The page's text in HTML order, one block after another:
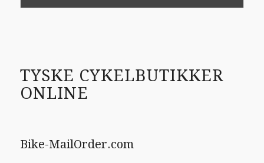
TYSKE CYKELBUTIKKER
ONLINE
Bike-MailOrder.com